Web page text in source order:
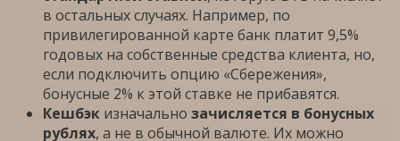
в остальных случаях. Например, по
привилегированной карте банк платит 9,5%
годовых на собственные средства клиента, но,
если подключить опцию «Сбережения»,
бонусные 2% к этой ставке не прибавятся.
Кешбэк изначально зачисляется в бонусных
рублях, а не в обычной валюте. Их можно